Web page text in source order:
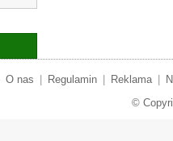
O nas Regulamin Reklama
©